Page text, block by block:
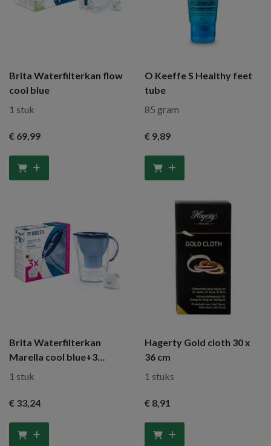
Brita Waterfilterkan flow
cool blue
1 stuk
€ 69,99
O Keeffe S Healthy feet
tube
85 gram
€ 9,89
Brita Waterfilterkan
Marella cool blue+3
maxtra filters
1 stuk
€ 33,24
Hagerty Gold cloth 30 x
36 cm
1 stuks
€ 8,91